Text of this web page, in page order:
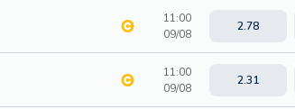
11:00
09/08
2.78
11:00
09/08
2.31